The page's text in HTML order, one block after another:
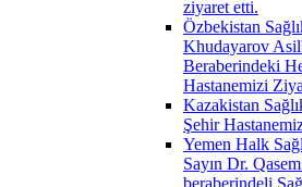
ziyaret etti.
Özbekistan
Khudayarov
Beraberindeki
Hastanemizi
Kazakistan
Şehir
Yemen Halk
Sayın Dr.
beraberindeli